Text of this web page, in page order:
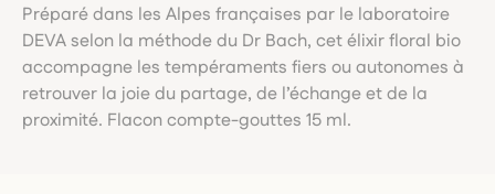
Préparé dans les Alpes françaises par le laboratoire
DEVA selon la méthode du Dr Bach, cet élixir floral bio
accompagne les tempéraments fiers ou autonomes à
retrouver la joie du partage, de l’échange et de la
proximité. Flacon compte-gouttes 15 ml.